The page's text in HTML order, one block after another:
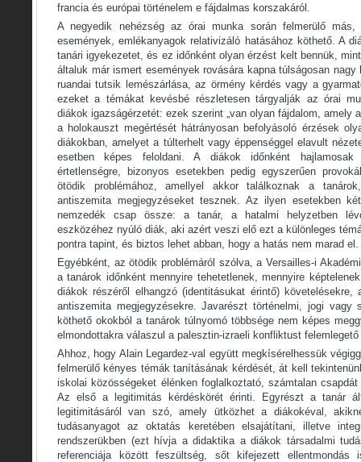
francia és európai történelem e fájdalmas korszakáról.
A negyedik nehézség az órai munka során felmerülő más,
események, emlékanyagok relativizáló hatásához köthető. A
tanári igyekezetet, és ez időnként olyan érzést kelt bennük,
általuk már ismert események rovására kapna túlságosan
ruandai tutsik lemészárlása, az örmény kérdés vagy a
ezeket a témákat kevésbé részletesen tárgyalják az órai
diákok igazságérzetét: ezek szerint „van olyan fájdalom, amely
a holokauszt megértését hátrányosan befolyásoló érzések
diákokban, amelyet a túlterhelt vagy éppenséggel elavult
esetben képes feloldani. A diákok időnként hajlamosak
értetlenségre, bizonyos esetekben pedig egyszerűen
ötödik problémához, amellyel akkor találkoznak a
antiszemita megjegyzéseket tesznek. Az ilyen esetekben
nemzedék csap össze: a tanár, a hatalmi helyzetben
eszközéhez nyúló diák, aki azért veszi elő ezt a különleges
pontra tapint, és biztos lehet abban, hogy a hatás nem marad el.
Egyébként, az ötödik problémáról szólva, a Versailles-i
a tanárok időnként mennyire tehetetlenek, mennyire
diákok részéről elhangzó (identitásukat érintő)
antiszemita megjegyzésekre. Javarészt történelmi, jogi vagy
köthető okokból a tanárok túlnyomó többsége nem képes
elmondottakra válaszul a palesztin-izraeli konfliktust
Ahhoz, hogy Alain Legardez-val együtt megkísérelhessük
felmerülő kényes témák tanításának kérdését, át kell
iskolai közösségeket élénken foglalkoztató, számtalan
Az első a legitimitás kérdéskörét érinti. Egyrészt a tanár
legitimitásáról van szó, amely ütközhet a diákokéval,
tudásanyagot az oktatás keretében elsajátítani, illetve
rendszerükben (ezt hívja a didaktika a diákok társadalmi
referenciája között feszültség, sőt kifejezett ellentmondás